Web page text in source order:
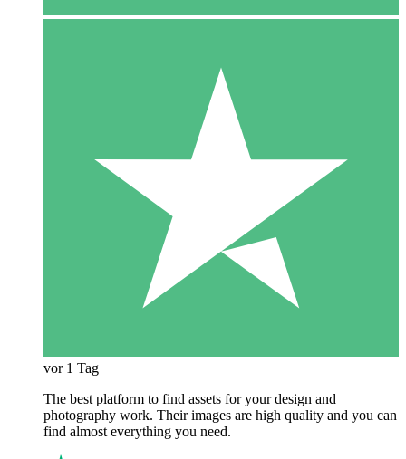
vor 1 Tag
The best platform to find assets for your design and
photography work. Their images are high quality and you can
find almost everything you need.